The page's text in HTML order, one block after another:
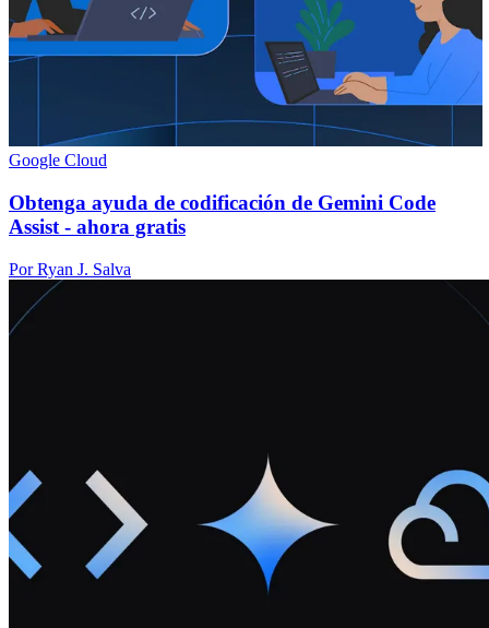
Google Cloud
Obtenga ayuda de codificación de Gemini Code
Assist - ahora gratis
Por Ryan J. Salva